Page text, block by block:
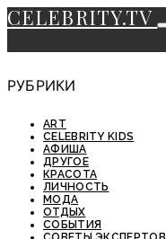
CELEBRITY.TV
РУБРИКИ
ART
CELEBRITY KIDS
АФИША
ДРУГОЕ
КРАСОТА
ЛИЧНОСТЬ
МОДА
ОТДЫХ
СОБЫТИЯ